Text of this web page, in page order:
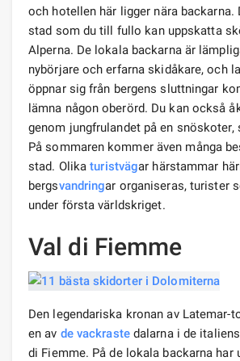
och hotellen här ligger nära backarna.
stad som du till fullo kan uppskatta
Alperna. De lokala backarna är
nybörjare och erfarna skidåkare, och
öppnar sig från bergens sluttningar
lämna någon oberörd. Du kan också
genom jungfrulandet på en snöskoter,
På sommaren kommer även många
stad. Olikaturistvägar härstammar
bergsvandringar organiseras, turister
under första världskriget.
Val di Fiemme
Den legendariska kronan av Latemar-
en av de vackrastedalarna i de
di Fiemme. På de lokala backarna har